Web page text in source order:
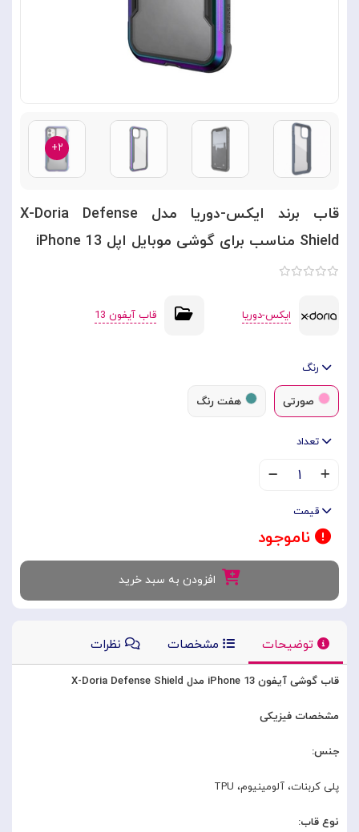
۲+
قاب برند ایکس-دوریا مدل X-Doria Defense
Shield مناسب برای گوشی موبایل اپل iPhone 13
ایکس-دوریا قاب آیفون 13
رنگ
صورتی هفت رنگ
تعداد
۱
قیمت
ناموجود
افزودن به سبد خرید
توضیحات مشخصات نظرات
قاب گوشی آیفون iPhone 13 مدل X-Doria Defense Shield
مشخصات فیزیکی
جنس:
پلی کربنات، آلومینیوم، TPU
نوع قاب: